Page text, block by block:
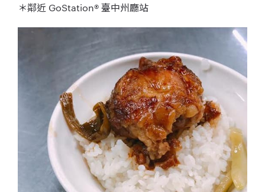
＊鄰近 GoStation® 臺中州廳站